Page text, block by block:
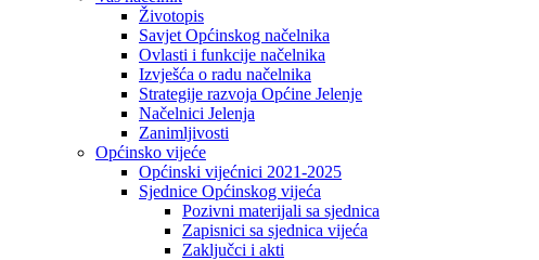
Životopis
Savjet Općinskog načelnika
Ovlasti i funkcije načelnika
Izvješća o radu načelnika
Strategije razvoja Općine Jelenje
Načelnici Jelenja
Zanimljivosti
Općinsko vijeće
Općinski vijećnici 2021-2025
Sjednice Općinskog vijeća
Pozivni materijali sa sjednica
Zapisnici sa sjednica vijeća
Zaključci i akti